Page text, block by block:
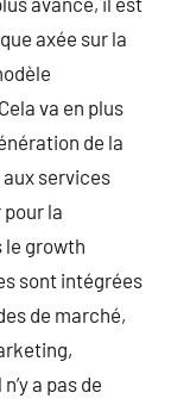
axée sur la
va en plus
de la
aux services
la
le growth
sont intégrées
de marché,
a pas de